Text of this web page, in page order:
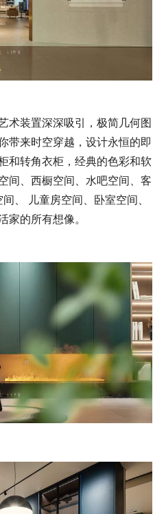
术装置深深吸引，极简几何图
带来时空穿越，设计永恒的即
和转角衣柜，经典的色彩和软
间、西橱空间、水吧空间、客
、 儿童房空间、卧室空间、
家的所有想像。